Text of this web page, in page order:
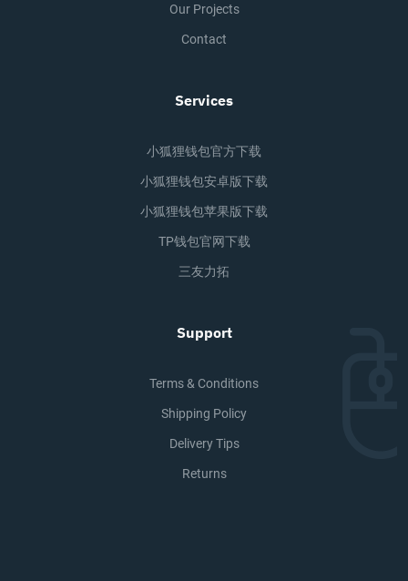
Our Projects
Contact
Services
小狐狸钱包官方下载
小狐狸钱包安卓版下载
小狐狸钱包苹果版下载
TP钱包官网下载
三友力拓
Support
Terms & Conditions
Shipping Policy
Delivery Tips
Returns